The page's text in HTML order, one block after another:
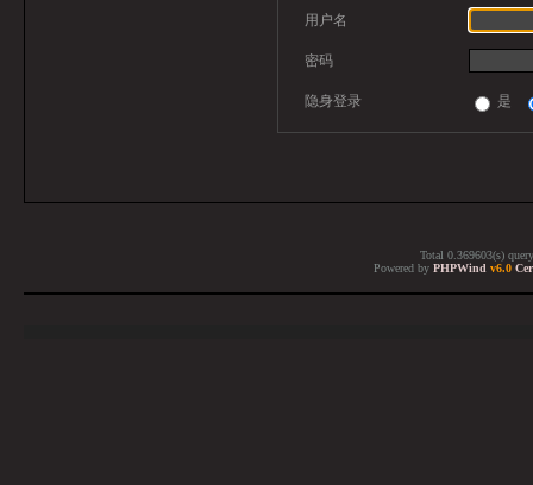
用户名
密码
隐身登录 是
Total 0.369603(s)
Powered by PHPWind v6.0